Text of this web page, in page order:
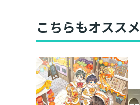
こちらもオススメ